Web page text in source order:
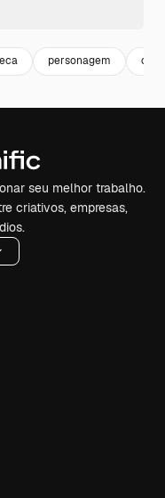
personagem
seu melhor trabalho.
criativos, empresas,